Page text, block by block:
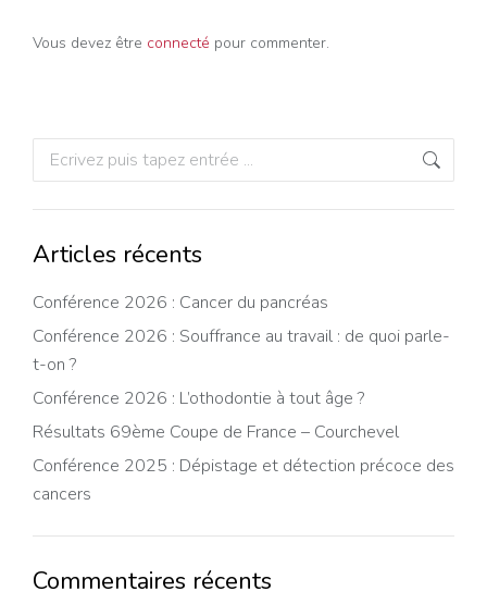
Vous devez être connecté pour commenter.
Recherche
:
Articles récents
Conférence 2026 : Cancer du pancréas
Conférence 2026 : Souffrance au travail : de quoi parle-
t-on ?
Conférence 2026 : L’othodontie à tout âge ?
Résultats 69ème Coupe de France – Courchevel
Conférence 2025 : Dépistage et détection précoce des
cancers
Commentaires récents